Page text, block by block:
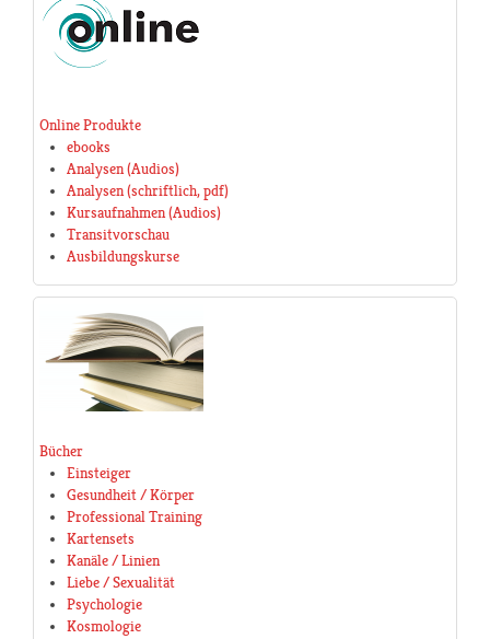
Online Produkte
ebooks
Analysen (Audios)
Analysen (schriftlich, pdf)
Kursaufnahmen (Audios)
Transitvorschau
Ausbildungskurse
Bücher
Einsteiger
Gesundheit / Körper
Professional Training
Kartensets
Kanäle / Linien
Liebe / Sexualität
Psychologie
Kosmologie